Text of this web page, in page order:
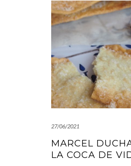
27/06/2021
MARCEL
LA COCA DE